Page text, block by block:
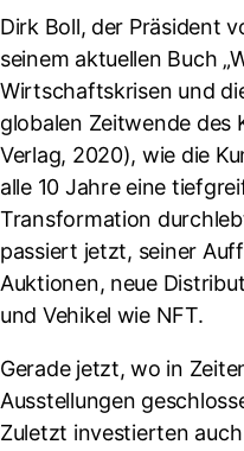
Dirk Boll, der Präsident
seinem aktuellen Buch
Wirtschaftskrisen und
globalen Zeitwende des
Verlag, 2020), wie die
alle 10 Jahre eine
Transformation
passiert jetzt, seiner
Auktionen, neue
und Vehikel wie NFT.
Gerade jetzt, wo in
Ausstellungen
Zuletzt investierten